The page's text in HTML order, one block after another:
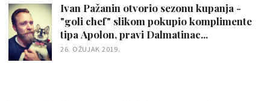
Ivan Pažanin otvorio sezonu kupanja -
"goli chef" slikom pokupio komplimente
tipa Apolon, pravi Dalmatinac...
26. OŽUJAK 2019.